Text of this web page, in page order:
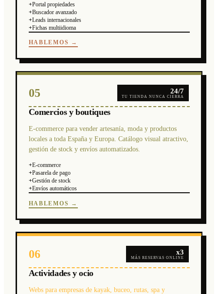
+Portal propiedades
+Buscador avanzado
+Leads internacionales
+Fichas multiidioma
HABLEMOS →
05 24/7
TU TIENDA NUNCA CIERRA
Comercios y boutiques
E-commerce para vender artesanía, moda y productos
locales a toda España y Europa. Catálogo visual atractivo,
gestión de stock y envíos automatizados.
+E-commerce
+Pasarela de pago
+Gestión de stock
+Envíos automáticos
HABLEMOS →
06 x3
MÁS RESERVAS ONLINE
Actividades y ocio
Webs para empresas de kayak, buceo, rutas, spa y